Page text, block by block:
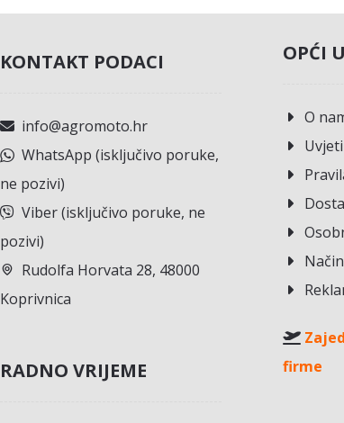
KONTAKT PODACI
info@agromoto.hr
WhatsApp (isključivo poruke,
ne pozivi)
Viber (isključivo poruke, ne
pozivi)
Rudolfa Horvata 28, 48000
Koprivnica
RADNO VRIJEME
OPĆI
O
firme